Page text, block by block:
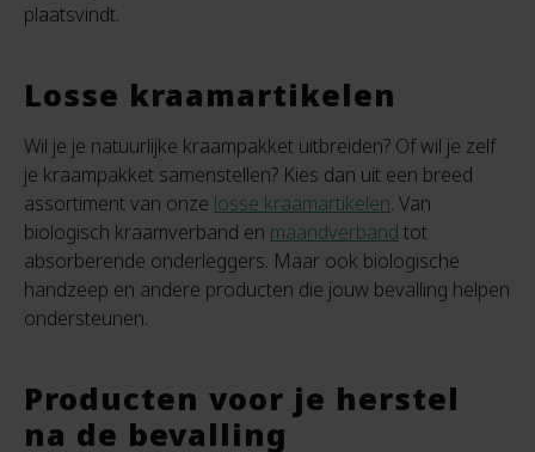
plaatsvindt.
Losse kraamartikelen
Wil je je natuurlijke kraampakket uitbreiden? Of wil je zelf
je kraampakket samenstellen? Kies dan uit een breed
assortiment van onze losse kraamartikelen. Van
biologisch kraamverband en maandverband tot
absorberende onderleggers. Maar ook biologische
handzeep en andere producten die jouw bevalling helpen
ondersteunen.
Producten voor je herstel
na de bevalling